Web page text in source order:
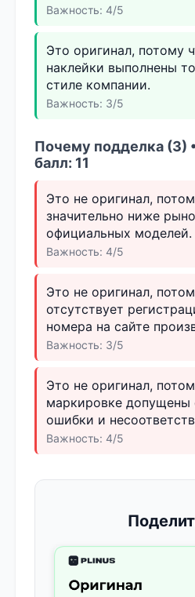
Важность: 4/5
Это оригинал, потому
наклейки выполнены
стиле компании.
Важность: 3/5
Почему подделка (3)
балл: 11
Это не оригинал,
значительно ниже
официальных моделей.
Важность: 4/5
Это не оригинал,
отсутствует
номера на сайте
Важность: 3/5
Это не оригинал,
маркировке допущены
ошибки и
Важность: 4/5